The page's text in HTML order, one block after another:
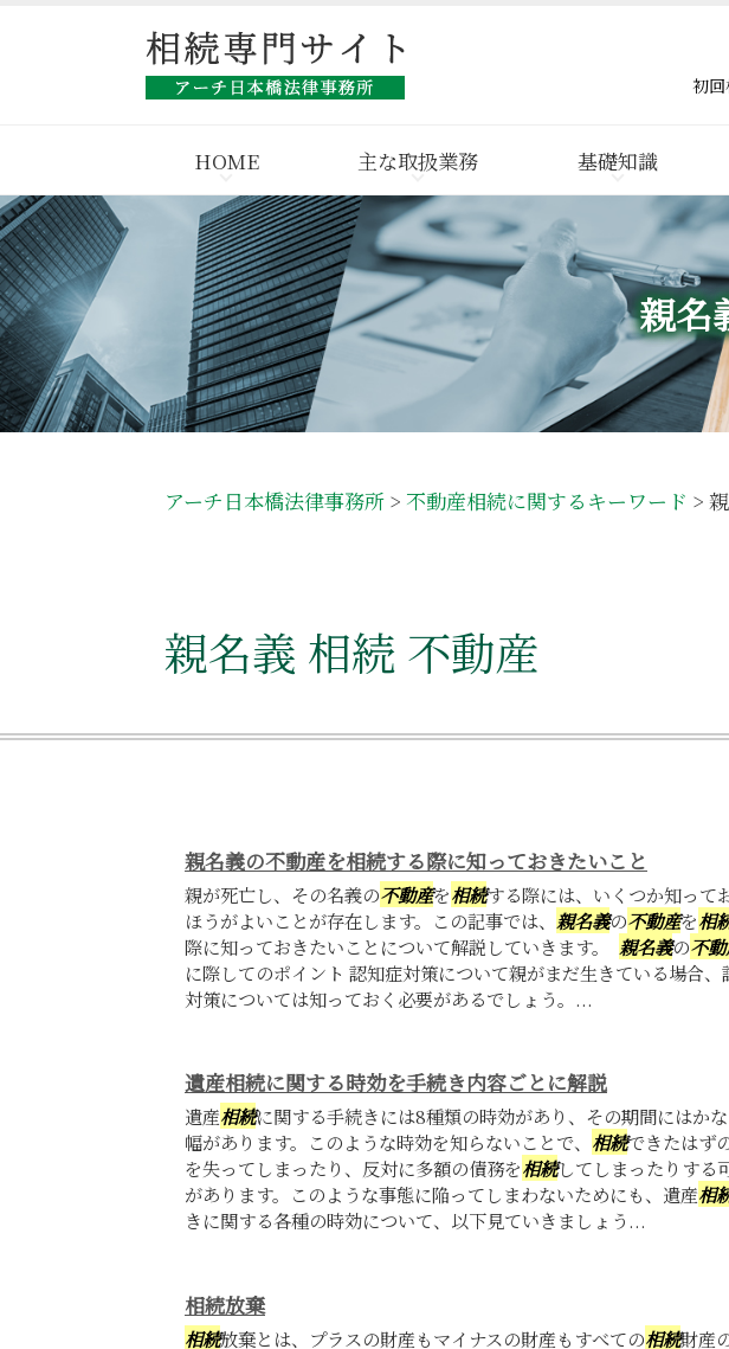
親名
初
HOME 主な取扱業務 基礎知識
アーチ日本橋法律事務所 > 不動産相続に関するキーワード >
親名義 相続 不動産
親名義の不動産を相続する際に知っておきたいこと
親が死亡し、その名義の不動産を相続する際には、いくつか知って
ほうがよいことが存在します。この記事では、 親名義の不動産を相
際に知っておきたいことについて解説していきます。 親名義の不
に際してのポイント 認知症対策について親がまだ生きている場合、
対策については知っておく必要があるでしょう。...
遺産相続に関する時効を手続き内容ごとに解説
遺産相続に関する手続きには8種類の時効があり、その期間にはか
幅があります。このような時効を知らないことで、 相続できたはず
を失ってしまったり、反対に多額の債務を相続してしまったりする
があります。このような事態に陥ってしまわないためにも、遺産相
きに関する各種の時効について、以下見ていきましょう...
相続放棄
相続放棄とは、プラスの財産もマイナスの財産もすべての相続財産